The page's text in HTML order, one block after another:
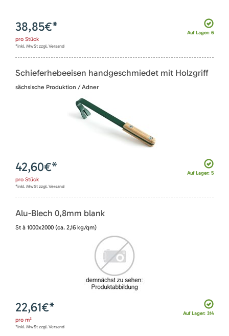
Auf Lager: 6
38,85€*
pro Stück
*inkl. MwSt zzgl. Versand
Schieferhebeeisen handgeschmiedet mit Holzgriff
sächsische Produktion / Adner
Auf Lager: 5
42,60€*
pro Stück
*inkl. MwSt zzgl. Versand
Alu-Blech 0,8mm blank
St à 1000x2000 (ca. 2,16 kg/qm)
Auf Lager: 314
22,61€*
pro m²
*inkl. MwSt zzgl. Versand